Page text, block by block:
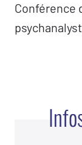
Conférence